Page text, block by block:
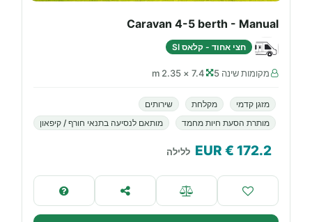
Caravan 4-5 berth - Manual
חצי אחוד - קלאס SI
מקומות שינה 5 7.4 × 2.35 m
מזגן קדמי מקלחת
שירותים
מותרת הסעת חיות מחמד
מותאם לנסיעה בתנאי חורף / קיפאון
172.2
€ EUR ללילה